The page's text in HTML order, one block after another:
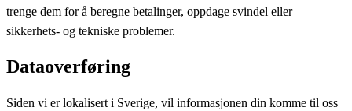
trenge dem for å beregne betalinger, oppdage svindel eller
sikkerhets- og tekniske problemer.
Dataoverføring
Siden vi er lokalisert i Sverige, vil informasjonen din komme til oss